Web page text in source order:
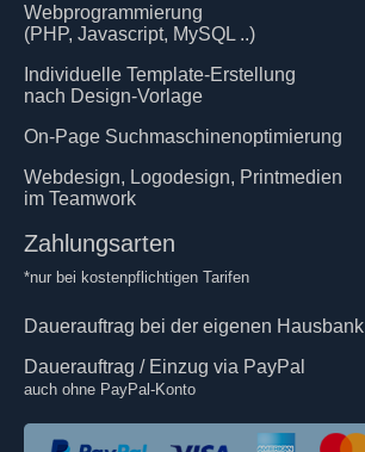
Webprogrammierung
(PHP, Javascript, MySQL ..)
Individuelle Template-Erstellung
nach Design-Vorlage
On-Page Suchmaschinenoptimierung
Webdesign, Logodesign, Printmedien
im Teamwork
Zahlungsarten
*nur bei kostenpflichtigen Tarifen
Dauerauftrag bei der eigenen Hausbank
Dauerauftrag / Einzug via PayPal
auch ohne PayPal-Konto